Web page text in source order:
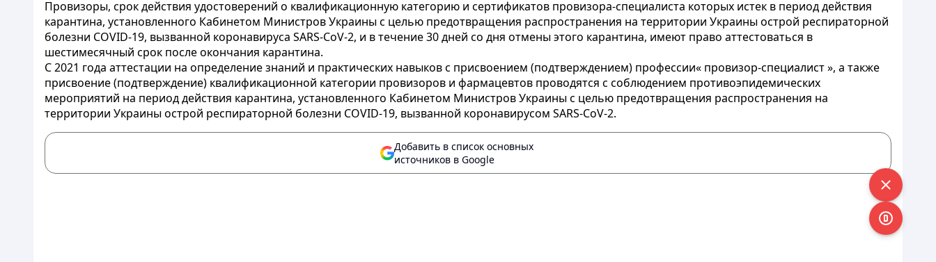
Провизоры, срок действия удостоверений о квалификационную категорию и сертификатов провизора-специалиста которых истек в период действия
карантина, установленного Кабинетом Министров Украины с целью предотвращения распространения на территории Украины острой респираторной
болезни COVID-19, вызванной коронавируса SARS-CoV-2, и в течение 30 дней со дня отмены этого карантина, имеют право аттестоваться в
шестимесячный срок после окончания карантина.
С 2021 года аттестации на определение знаний и практических навыков с присвоением (подтверждением) профессии« провизор-специалист », а также
присвоение (подтверждение) квалификационной категории провизоров и фармацевтов проводятся с соблюдением противоэпидемических
мероприятий на период действия карантина, установленного Кабинетом Министров Украины с целью предотвращения распространения на
территории Украины острой респираторной болезни COVID-19, вызванной коронавирусом SARS-CoV-2.
Добавить в список основных
источников в Google